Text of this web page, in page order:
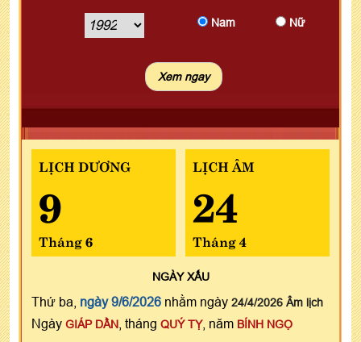
Nam Nữ
LỊCH DƯƠNG
9
Tháng 6
LỊCH ÂM
24
Tháng 4
NGÀYXẤU
Thứ ba, ngày 9/6/2026 nhằm ngày 24/4/2026 Âm lịch
Ngày GIÁP DẦN , tháng QUÝ TỴ, năm BÍNH NGỌ